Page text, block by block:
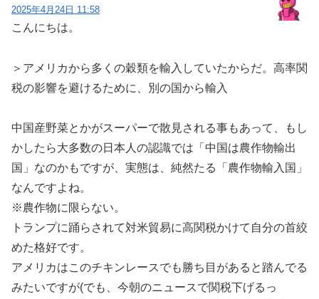
2025年4月24日 11:58
こんにちは。
＞アメリカから多くの穀類を輸入していたからだ。高率関
税の影響を避けるために、別の国から輸入
中国産野菜とかがスーパーで散見される事もあって、もし
かしたら大多数の日本人の認識では「中国は農作物輸出
国」なのかもですが、実態は、純然たる「農作物輸入国」
なんですよね。
※農作物に限らない。
トランプに踊らされて対米貿易に高関税かけて自分の首絞
めた格好です。
アメリカはこのチキンレースでも勝ち目があると踏んでる
みたいですが(でも、今朝のニュースで関税下げるっ